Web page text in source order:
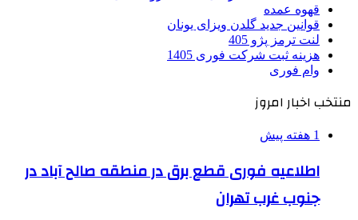
قهوه عمده
قوانین جدید گلدن ویزای یونان
لنت ترمز پژو 405
هزینه ثبت شرکت فوری 1405
وام فوری
منتخب اخبار امروز
1 هفته پیش
اطلاعیه فوری قطع برق در منطقه صالح آباد در
جنوب غرب تهران